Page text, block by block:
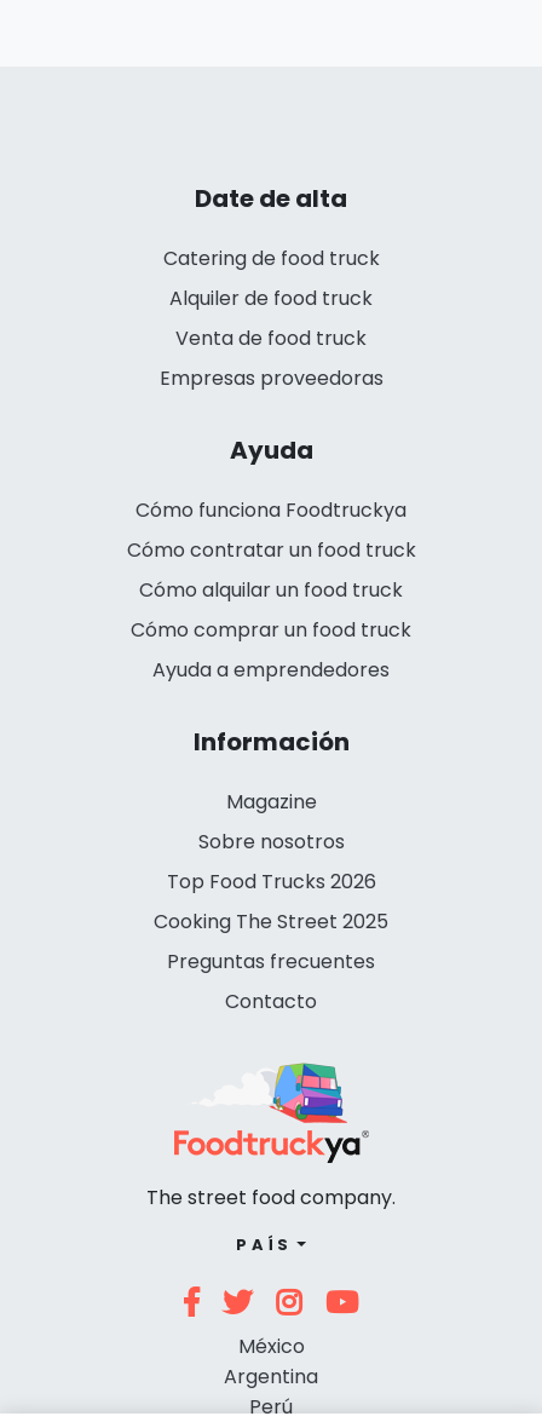
Date de alta
Catering de food truck
Alquiler de food truck
Venta de food truck
Empresas proveedoras
Ayuda
Cómo funciona Foodtruckya
Cómo contratar un food truck
Cómo alquilar un food truck
Cómo comprar un food truck
Ayuda a emprendedores
Información
Magazine
Sobre nosotros
Top Food Trucks 2026
Cooking The Street 2025
Preguntas frecuentes
Contacto
The street food company.
PAÍS
México
Argentina
Perú